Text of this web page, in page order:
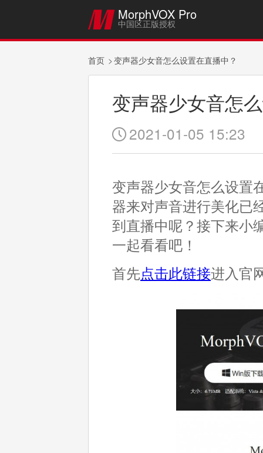
 MorphVOX Pro
中国区正版授权
首页 变声器少女音怎么设置在直播中？
变声器少女音怎
 2021-01-05 15:23
变声器少女音怎么设置
器来对声音进行美化已
到直播中呢？接下来小
一起看看吧！
首先点击此链接进入官